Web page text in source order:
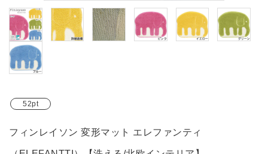
52pt
フィンレイソン 変形マット エレファンティ